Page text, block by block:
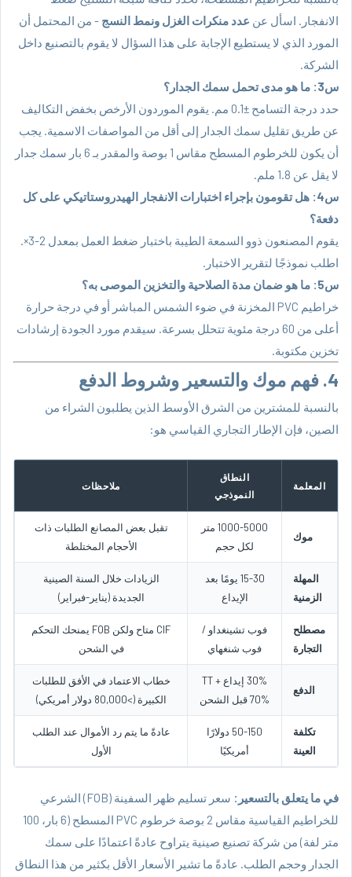
الانفجار. اسأل عن عدد منكرات الغزل ونمط النسج - من المحتمل أن
المورد الذي لا يستطيع الإجابة على هذا السؤال لا يقوم بالتصنيع داخل
الشركة.
س3: ما هو مدى تحمل سمك الجدار؟
حدد درجة التسامح ±0.1 مم. يقوم الموردون الأرخص بخفض التكاليف
عن طريق تقليل سمك الجدار إلى أقل من المواصفات الاسمية. يجب
أن يكون للخرطوم المسطح مقاس 1 بوصة والمقدر بـ 6 بار سمك جدار
لا يقل عن 1.8 ملم.
س4: هل تقومون بإجراء اختبارات الانفجار الهيدروستاتيكي على كل
دفعة؟
يقوم المصنعون ذوو السمعة الطيبة باختبار ضغط العمل بمعدل 2-3×.
اطلب نموذجًا لتقرير الاختبار.
س5: ما هو ضمان مدة الصلاحية والتخزين الموصى به؟
خراطيم PVC
المخزنة في ضوء الشمس المباشر أو في درجة حرارة
أعلى من 60 درجة مئوية تتحلل بسرعة. سيقدم مورد الجودة إرشادات
تخزين مكتوبة.
4. فهم موك والتسعير وشروط الدفع
بالنسبة للمشترين من الشرق الأوسط الذين يطلبون الشراء من
الصين، فإن الإطار التجاري القياسي هو:
المعلمة
النطاق
النموذجي
ملاحظات
موك
1000-5000 متر
لكل حجم
تقبل بعض المصانع الطلبات ذات
الأحجام المختلطة
المهلة
الزمنية
15-30 يومًا بعد
الإيداع
الزيادات خلال السنة الصينية
الجديدة (يناير-فبراير)
مصطلح
التجارة
فوب تشينغداو /
فوب شنغهاي
CIF متاح ولكن FOB يمنحك التحكم
في الشحن
الدفع
30% إيداع TT +
70% قبل الشحن
خطاب الاعتماد في الأفق للطلبات
الكبيرة (>80,000 دولار أمريكي)
تكلفة
العينة
50-150 دولارًا
أمريكيًا
عادةً ما يتم رد الأموال عند الطلب
الأول
في ما يتعلق بالتسعير:
سعر تسليم ظهر السفينة (FOB) الشرعي
للخراطيم القياسية مقاس 2 بوصة
خرطوم PVC المسطح
(6 بار، 100
متر لفة) من شركة تصنيع صينية يتراوح عادةً اعتمادًا على سمك
الجدار وحجم الطلب. عادةً ما تشير الأسعار الأقل بكثير من هذا النطاق